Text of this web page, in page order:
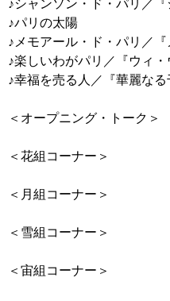
♪シャンソン・ド・パリ／
♪パリの太陽
♪メモアール・ド・パリ／
♪楽しいわがパリ／『ウィ・
♪幸福を売る人／『華麗なる
＜オープニング・トーク＞
＜花組コーナー＞
＜月組コーナー＞
＜雪組コーナー＞
＜宙組コーナー＞